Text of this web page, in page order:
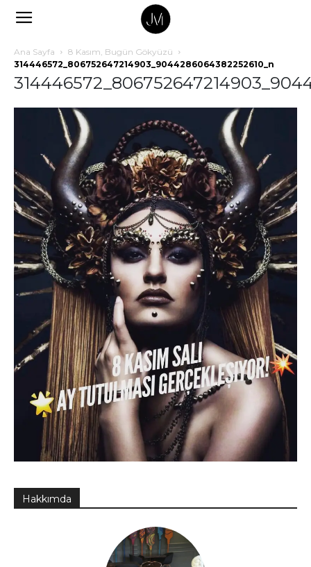
Ana Sayfa
8 Kasım, Bugün Gökyüzü
314446572_806752647214903_9044286064382252610_n
Hakkımda